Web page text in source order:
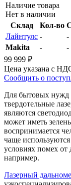
Наличие товара
Нет в наличии
Склад
Кол-во
Лайнтулс -
-
Makita
-
-
99 999 ₽
Цена указана с
Сообщить о
Для бытовых нужд
твердотельные
являются
может иметь
воспринимается
чаще
условиях помех от
например.
Лазерный